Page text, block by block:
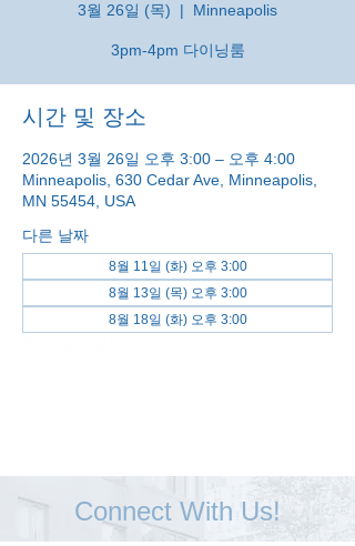
3월 26일 (목)
  |
Minneapolis
3pm-4pm 다이닝룸
시간 및 장소
2026년 3월 26일 오후 3:00 – 오후 4:00
Minneapolis, 630 Cedar Ave, Minneapolis,
MN 55454, USA
다른 날짜
8월 11일 (화) 오후 3:00
8월 13일 (목) 오후 3:00
8월 18일 (화) 오후 3:00
Connect With Us!